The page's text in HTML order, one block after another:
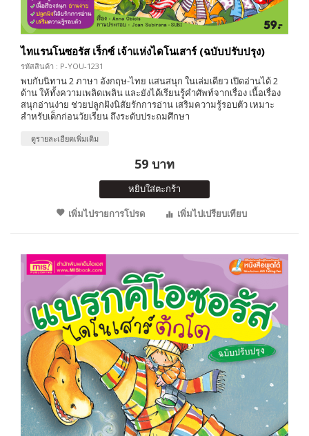
ไทแรนโนซอรัส เร็กซ์ เจ้าแห่งไดโนเสาร์ (ฉบับปรับปรุง)
รหัสสินค้า : P-YOU-1231
พบกับนิทาน 2 ภาษา อังกฤษ-ไทย แสนสนุก ในเล่มเดียว เปิดอ่านได้ 2
ด้าน ให้ทั้งความเพลิดเพลิน และยังได้เรียนรู้คำศัพท์จากเรื่อง เนื้อเรื่อง
สนุกอ่านง่าย ช่วยปลูกฝังนิสัยรักการอ่าน เสริมความรู้รอบตัว เหมาะ
สำหรับเด็กก่อนวัยเรียน ถึงระดับประถมศึกษา
ดูรายละเอียดเพิ่มเติม
59 บาท
หยิบใส่ตะกร้า
เพิ่มไปรายการโปรด
เพิ่มไปเปรียบเทียบ